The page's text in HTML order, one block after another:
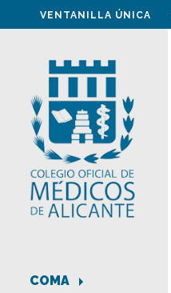
VENTANILLA ÚNICA
COMA